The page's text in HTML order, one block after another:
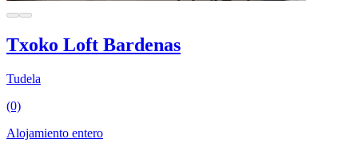
Txoko Loft Bardenas
Tudela
(0)
Alojamiento entero